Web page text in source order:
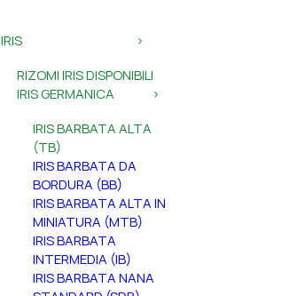
IRIS
RIZOMI IRIS DISPONIBILI
IRIS GERMANICA
IRIS BARBATA ALTA
(TB)
IRIS BARBATA DA
BORDURA (BB)
IRIS BARBATA ALTA IN
MINIATURA (MTB)
IRIS BARBATA
INTERMEDIA (IB)
IRIS BARBATA NANA